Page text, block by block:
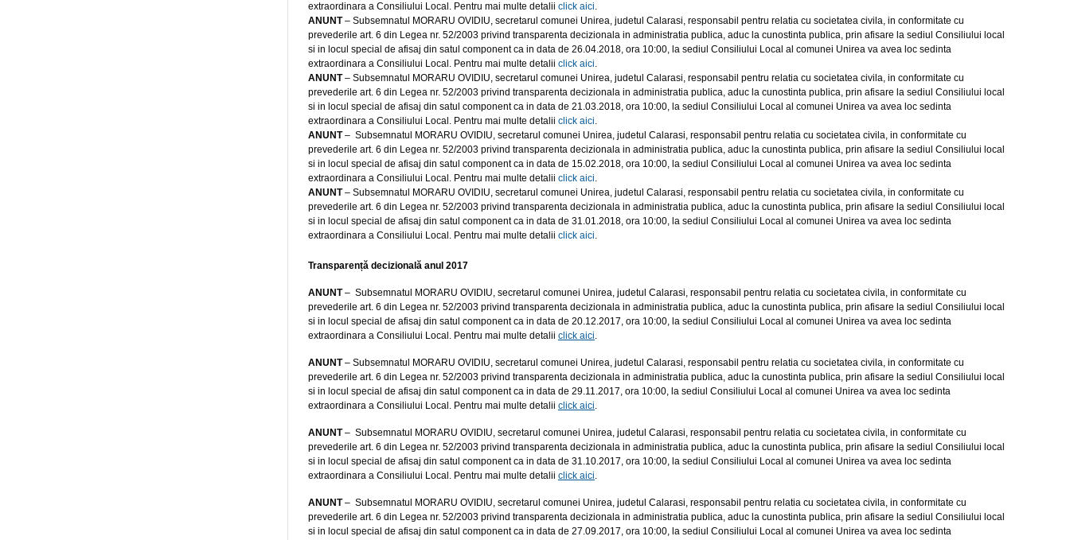
extraordinara a Consiliului Local. Pentru mai multe detalii click aici.
ANUNT– Subsemnatul MORARU OVIDIU, secretarul comunei Unirea, judetul Calarasi, responsabil pentru relatia cu societatea civila, in conformitate cu
prevederile art. 6 din Legea nr. 52/2003 privind transparenta decizionala in administratia publica, aduc la cunostinta publica, prin afisare la sediul Consiliului local
si in locul special de afisaj din satul component ca in data de 26.04.2018, ora 10:00, la sediul Consiliului Local al comunei Unirea va avea loc sedinta
extraordinara a Consiliului Local. Pentru mai multe detalii click aici.
ANUNT– Subsemnatul MORARU OVIDIU, secretarul comunei Unirea, judetul Calarasi, responsabil pentru relatia cu societatea civila, in conformitate cu
prevederile art. 6 din Legea nr. 52/2003 privind transparenta decizionala in administratia publica, aduc la cunostinta publica, prin afisare la sediul Consiliului local
si in locul special de afisaj din satul component ca in data de 21.03.2018, ora 10:00, la sediul Consiliului Local al comunei Unirea va avea loc sedinta
extraordinara a Consiliului Local. Pentru mai multe detalii click aici.
ANUNT– Subsemnatul MORARU OVIDIU, secretarul comunei Unirea, judetul Calarasi, responsabil pentru relatia cu societatea civila, in conformitate cu
prevederile art. 6 din Legea nr. 52/2003 privind transparenta decizionala in administratia publica, aduc la cunostinta publica, prin afisare la sediul Consiliului local
si in locul special de afisaj din satul component ca in data de 15.02.2018, ora 10:00, la sediul Consiliului Local al comunei Unirea va avea loc sedinta
extraordinara a Consiliului Local. Pentru mai multe detalii click aici.
ANUNT– Subsemnatul MORARU OVIDIU, secretarul comunei Unirea, judetul Calarasi, responsabil pentru relatia cu societatea civila, in conformitate cu
prevederile art. 6 din Legea nr. 52/2003 privind transparenta decizionala in administratia publica, aduc la cunostinta publica, prin afisare la sediul Consiliului local
si in locul special de afisaj din satul component ca in data de 31.01.2018, ora 10:00, la sediul Consiliului Local al comunei Unirea va avea loc sedinta
extraordinara a Consiliului Local. Pentru mai multe detalii click aici.
Transparență decizională anul 2017
ANUNT– Subsemnatul MORARU OVIDIU, secretarul comunei Unirea, judetul Calarasi, responsabil pentru relatia cu societatea civila, in conformitate cu
prevederile art. 6 din Legea nr. 52/2003 privind transparenta decizionala in administratia publica, aduc la cunostinta publica, prin afisare la sediul Consiliului local
si in locul special de afisaj din satul component ca in data de 20.12.2017, ora 10:00, la sediul Consiliului Local al comunei Unirea va avea loc sedinta
extraordinara a Consiliului Local. Pentru mai multe detalii click aici.
ANUNT– Subsemnatul MORARU OVIDIU, secretarul comunei Unirea, judetul Calarasi, responsabil pentru relatia cu societatea civila, in conformitate cu
prevederile art. 6 din Legea nr. 52/2003 privind transparenta decizionala in administratia publica, aduc la cunostinta publica, prin afisare la sediul Consiliului local
si in locul special de afisaj din satul component ca in data de 29.11.2017, ora 10:00, la sediul Consiliului Local al comunei Unirea va avea loc sedinta
extraordinara a Consiliului Local. Pentru mai multe detalii click aici.
ANUNT– Subsemnatul MORARU OVIDIU, secretarul comunei Unirea, judetul Calarasi, responsabil pentru relatia cu societatea civila, in conformitate cu
prevederile art. 6 din Legea nr. 52/2003 privind transparenta decizionala in administratia publica, aduc la cunostinta publica, prin afisare la sediul Consiliului local
si in locul special de afisaj din satul component ca in data de 31.10.2017, ora 10:00, la sediul Consiliului Local al comunei Unirea va avea loc sedinta
extraordinara a Consiliului Local. Pentru mai multe detalii click aici.
ANUNT– Subsemnatul MORARU OVIDIU, secretarul comunei Unirea, judetul Calarasi, responsabil pentru relatia cu societatea civila, in conformitate cu
prevederile art. 6 din Legea nr. 52/2003 privind transparenta decizionala in administratia publica, aduc la cunostinta publica, prin afisare la sediul Consiliului local
si in locul special de afisaj din satul component ca in data de 27.09.2017, ora 10:00, la sediul Consiliului Local al comunei Unirea va avea loc sedinta